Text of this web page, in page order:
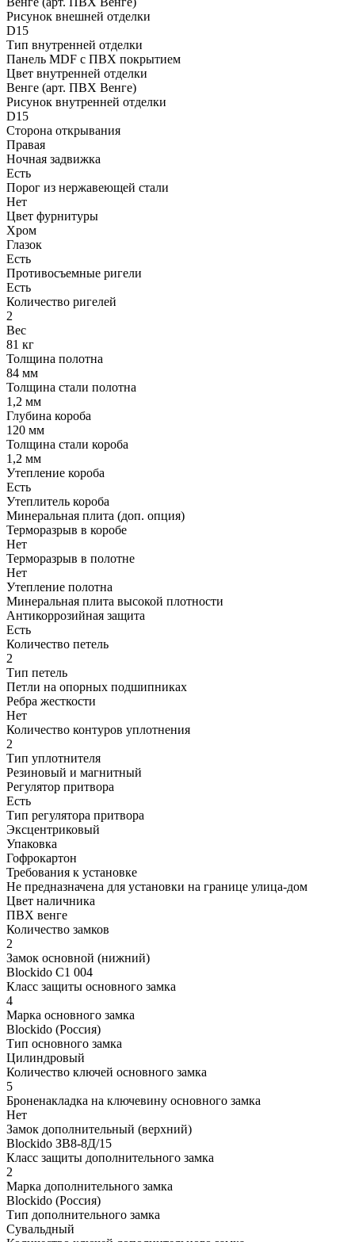
Рисунок внешней отделки
D15
Тип внутренней отделки
Панель MDF с ПВХ покрытием
Цвет внутренней отделки
Венге (арт. ПВХ Венге)
Рисунок внутренней отделки
D15
Сторона открывания
Правая
Ночная задвижка
Есть
Порог из нержавеющей стали
Нет
Цвет фурнитуры
Хром
Глазок
Есть
Противосъемные ригели
Есть
Количество ригелей
2
Вес
81 кг
Толщина полотна
84 мм
Толщина стали полотна
1,2 мм
Глубина короба
120 мм
Толщина стали короба
1,2 мм
Утепление короба
Есть
Утеплитель короба
Минеральная плита (доп. опция)
Терморазрыв в коробе
Нет
Терморазрыв в полотне
Нет
Утепление полотна
Минеральная плита высокой плотности
Антикоррозийная защита
Есть
Количество петель
2
Тип петель
Петли на опорных подшипниках
Ребра жесткости
Нет
Количество контуров уплотнения
2
Тип уплотнителя
Резиновый и магнитный
Регулятор притвора
Есть
Тип регулятора притвора
Эксцентриковый
Упаковка
Гофрокартон
Требования к установке
Не предназначена для установки на границе улица-дом
Цвет наличника
ПВХ венге
Количество замков
2
Замок основной (нижний)
Blockido C1 004
Класс защиты основного замка
4
Марка основного замка
Blockido (Россия)
Тип основного замка
Цилиндровый
Количество ключей основного замка
5
Броненакладка на ключевину основного замка
Нет
Замок дополнительный (верхний)
Blockido ЗВ8-8Д/15
Класс защиты дополнительного замка
2
Марка дополнительного замка
Blockido (Россия)
Тип дополнительного замка
Сувальдный